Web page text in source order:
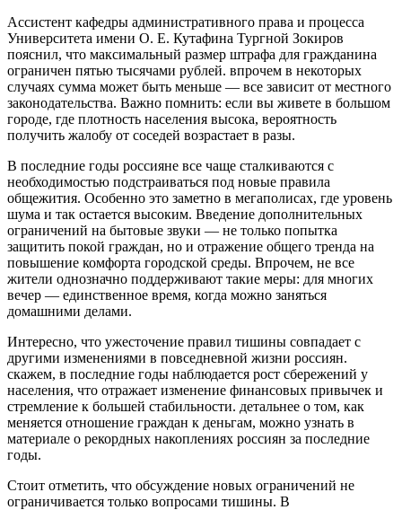
Ассистент кафедры административного права и процесса
Университета имени О. Е. Кутафина Тургной Зокиров
пояснил, что максимальный размер штрафа для гражданина
ограничен пятью тысячами рублей. впрочем в некоторых
случаях сумма может быть меньше — все зависит от местного
законодательства. Важно помнить: если вы живете в большом
городе, где плотность населения высока, вероятность
получить жалобу от соседей возрастает в разы.
В последние годы россияне все чаще сталкиваются с
необходимостью подстраиваться под новые правила
общежития. Особенно это заметно в мегаполисах, где уровень
шума и так остается высоким. Введение дополнительных
ограничений на бытовые звуки — не только попытка
защитить покой граждан, но и отражение общего тренда на
повышение комфорта городской среды. Впрочем, не все
жители однозначно поддерживают такие меры: для многих
вечер — единственное время, когда можно заняться
домашними делами.
Интересно, что ужесточение правил тишины совпадает с
другими изменениями в повседневной жизни россиян.
скажем, в последние годы наблюдается рост сбережений у
населения, что отражает изменение финансовых привычек и
стремление к большей стабильности. детальнее о том, как
меняется отношение граждан к деньгам, можно узнать в
материале о рекордных накоплениях россиян за последние
годы.
Стоит отметить, что обсуждение новых ограничений не
ограничивается только вопросами тишины. В